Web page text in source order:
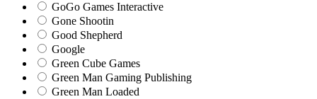
GoGo Games Interactive
Gone Shootin
Good Shepherd
Google
Green Cube Games
Green Man Gaming Publishing
Green Man Loaded